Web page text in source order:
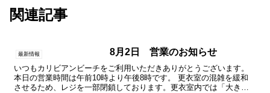
関連記事
最新情報 8月2日 営業のお知らせ
いつもカリビアンビーチをご利用いただきありがとうございます。
本日の営業時間は午前10時より午後8時です。 更衣室の混雑を緩和
させるため、レジを一部閉鎖しております。更衣室内では「大きな